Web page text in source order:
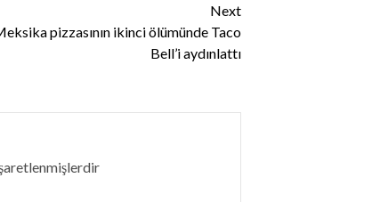
Next
pizzasının ikinci ölümünde Taco
Bell’i aydınlattı